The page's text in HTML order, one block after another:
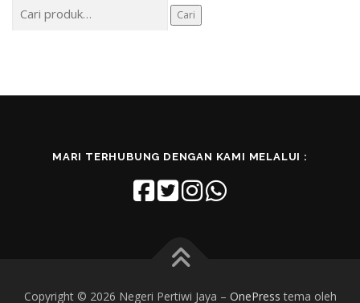
untuk:
Cari
MARI TERHUBUNG DENGAN KAMI MELALUI :
Copyright © 2026 Negeri Pertiwi Jaya – OnePress tema oleh